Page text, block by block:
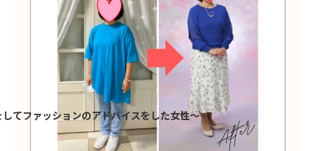
てファッションのアドバイスをした女性～